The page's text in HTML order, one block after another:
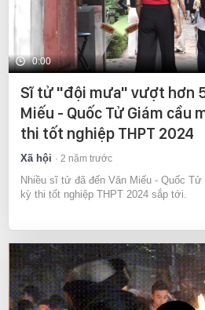
0:00
Sĩ tử "đội mưa" vượt hơn
Miếu - Quốc Tử Giám cầu
thi tốt nghiệp THPT 2024
Xã hội 2 năm trước
Nhiều sĩ tử đã đến Văn Miếu - Quốc
kỳ thi tốt nghiệp THPT 2024 sắp tới.